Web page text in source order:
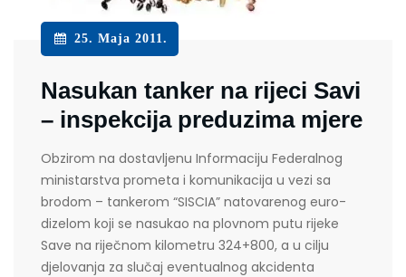
25. Maja 2011.
Nasukan tanker na rijeci Savi
– inspekcija preduzima mjere
Obzirom na dostavljenu Informaciju Federalnog
ministarstva prometa i komunikacija u vezi sa
brodom – tankerom “SISCIA” natovarenog euro-
dizelom koji se nasukao na plovnom putu rijeke
Save na riječnom kilometru 324+800, a u cilju
djelovanja za slučaj eventualnog akcidenta